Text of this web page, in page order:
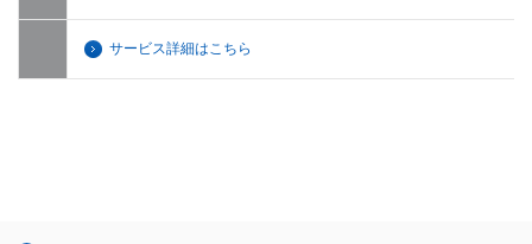
サービス詳細はこちら